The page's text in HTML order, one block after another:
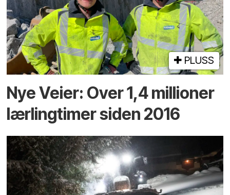
PLUSS
Nye Veier: Over 1,4 millioner
lærlingtimer siden 2016